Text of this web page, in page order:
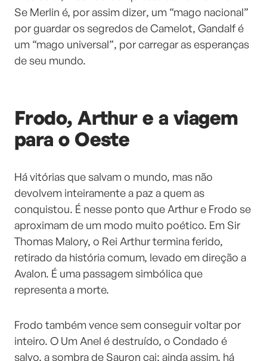
Se Merlin é, por assim dizer, um “mago nacional”
por guardar os segredos de Camelot, Gandalf é
um “mago universal”, por carregar as esperanças
de seu mundo.
Frodo, Arthur e a viagem
para o Oeste
Há vitórias que salvam o mundo, mas não
devolvem inteiramente a paz a quem as
conquistou. É nesse ponto que Arthur e Frodo se
aproximam de um modo muito poético. Em Sir
Thomas Malory, o Rei Arthur termina ferido,
retirado da história comum, levado em direção a
Avalon. É uma passagem simbólica que
representa a morte.
Frodo também vence sem conseguir voltar por
inteiro. O Um Anel é destruído, o Condado é
salvo, a sombra de Sauron cai; ainda assim, há